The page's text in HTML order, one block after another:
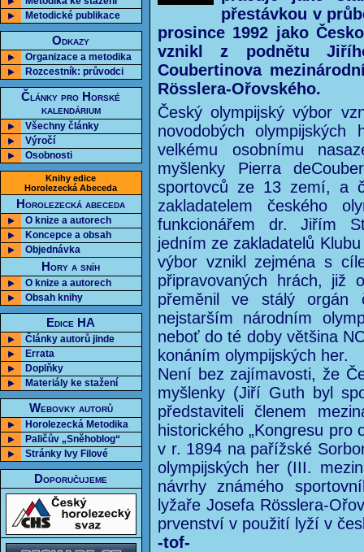
Metodické publikace
Odkazy
Organizace a metodika
Rozcestník: průvodci
Články pro Horské
kalendárium
Všechny články
Výročí
Osobnosti
Knihy edice
Horolezecká Abeceda
Horolezecká abeceda
O knize a autorech
Koncepce a obsah
Objednávka
Hory a sníh
O knize a autorech
Obsah knihy
Edice HA
Články autorů jinde
Errata
Doplňky
Materiály ke stažení
Webovky autorů
Horolezecká Metodika
Paličův „Sněhoblog“
Stránky Ivy Filové
Doporučujeme
přestávkou v
prosince 1992 jako
vznikl z podnětu
Coubertinova
Rösslera-Ořovského.
Český olympijský výbor
novodobých
velkému osobnímu
myšlenky Pierra
sportovců ze 13 zemí, a
zakladatelem českého
funkcionářem dr. Jiřím
jedním ze zakladatelů
výbor vznikl zejména s
připravovaných hrách,
přeměnil ve stálý orgán
nejstarším národním
neboť do té doby většina
konáním olympijských her.
Není bez zajímavosti, že
myšlenky (Jiří Guth byl
představiteli členem
historického „Kongresu pro
v r. 1894 na pařížské
olympijských her (III.
návrhy známého
lyžaře Josefa Rösslera-
prvenství v použití lyží v
-tof-